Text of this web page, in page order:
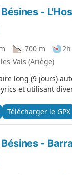
-
-700 m 2h
Vals (Ariège)
long (9 jours)
et utilisant
Télécharger le GPX
-